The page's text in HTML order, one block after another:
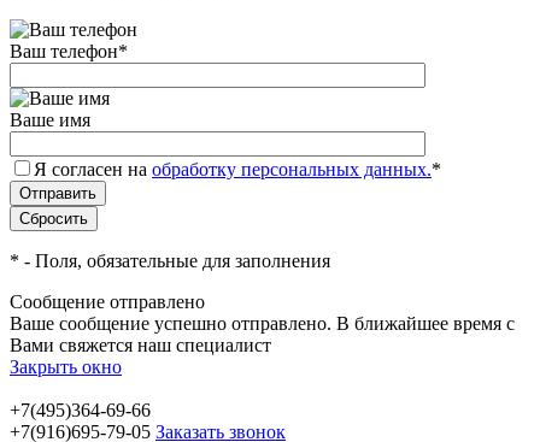
Ваш телефон*
Ваше имя
Я согласен на обработку персональных данных.*
* - Поля, обязательные для заполнения
Сообщение отправлено
Ваше сообщение успешно отправлено. В ближайшее время с
Вами свяжется наш специалист
Закрыть окно
+7(495)364-69-66
+7(916)695-79-05 Заказать звонок